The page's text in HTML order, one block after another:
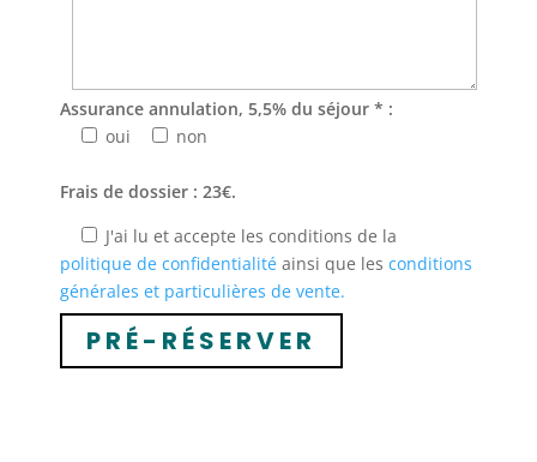
Assurance annulation, 5,5% du séjour * :
oui
non
Frais de dossier : 23€.
J'ai lu et accepte les conditions de la
politique de confidentialitéainsi que les conditions
générales et particulières de vente.